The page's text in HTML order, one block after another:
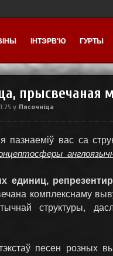
ІНТЭРВ'Ю ГУРТЫ
прысвечаная
у Пясочніца
я пазнаеміў вас са
единиц,
комплекснаму
структуры,
песен розных